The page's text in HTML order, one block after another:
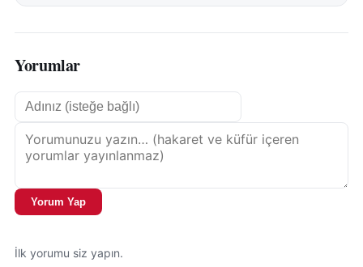
Yorumlar
Yorum Yap
İlk yorumu siz yapın.